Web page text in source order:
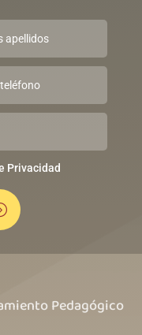
Privacidad
Pedagógico